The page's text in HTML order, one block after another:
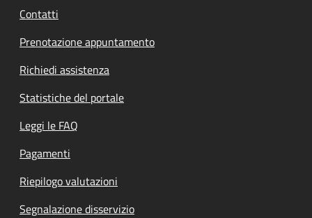
Contatti
Prenotazione appuntamento
Richiedi assistenza
Statistiche del portale
Leggi le FAQ
Pagamenti
Riepilogo valutazioni
Segnalazione disservizio